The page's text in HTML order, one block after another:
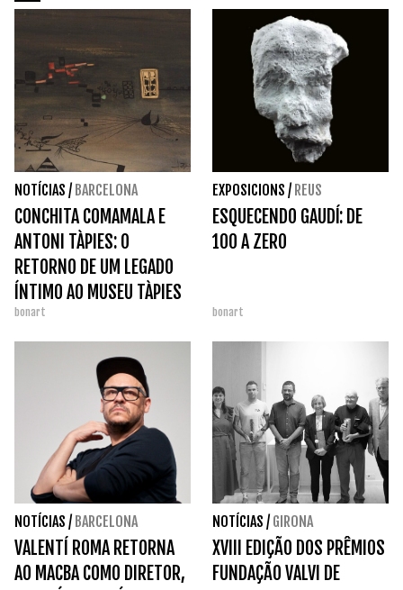
NOTÍCIAS / BARCELONA
CONCHITA COMAMALA E
ANTONI TÀPIES: O
RETORNO DE UM LEGADO
ÍNTIMO AO MUSEU TÀPIES
bonart
EXPOSICIONS / REUS
ESQUECENDO GAUDÍ: DE
100 A ZERO
bonart
NOTÍCIAS / BARCELONA
VALENTÍ ROMA RETORNA
AO MACBA COMO DIRETOR,
NOTÍCIAS / GIRONA
XVIII EDIÇÃO DOS PRÊMIOS
FUNDAÇÃO VALVI DE